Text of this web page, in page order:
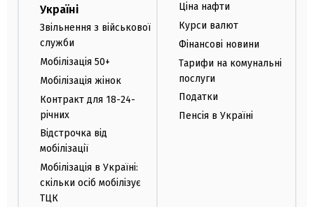
Україні
Звільнення з військової
служби
Мобілізація 50+
Мобілізація жінок
Контракт для 18-24-
річних
Відстрочка від
мобілізації
Мобілізація в Україні:
скільки осіб мобілізує
ТЦК
Ціна нафти
Курси валют
Фінансові новини
Тарифи на комунальні
послуги
Податки
Пенсія в Україні